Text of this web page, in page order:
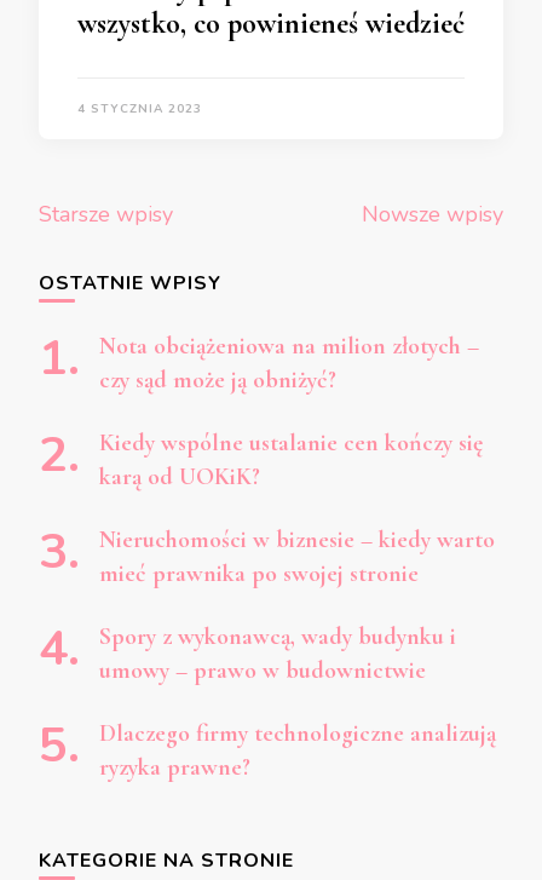
wszystko, co powinieneś wiedzieć
4 STYCZNIA 2023
Nawigacja
wpisach
Starsze wpisy Nowsze wpisy
OSTATNIE WPISY
Nota obciążeniowa na milion złotych –
czy sąd może ją obniżyć?
Kiedy wspólne ustalanie cen kończy się
karą od UOKiK?
Nieruchomości w biznesie – kiedy warto
mieć prawnika po swojej stronie
Spory z wykonawcą, wady budynku i
umowy – prawo w budownictwie
Dlaczego firmy technologiczne analizują
ryzyka prawne?
KATEGORIE NA STRONIE